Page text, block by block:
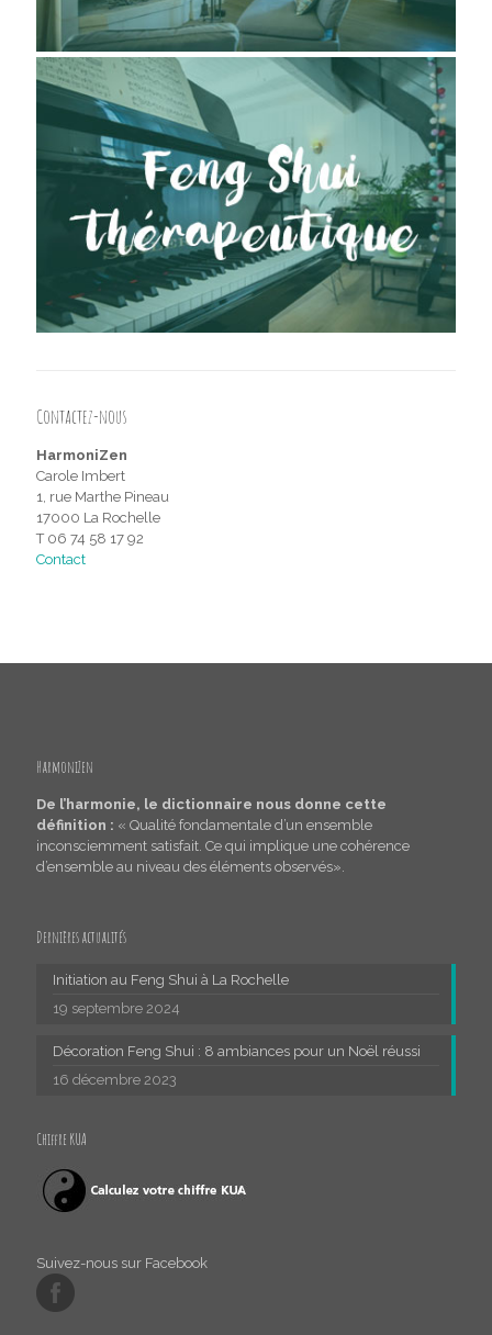
Contactez-nous
HarmoniZen
Carole Imbert
1, rue Marthe Pineau
17000 La Rochelle
T 06 74 58 17 92
Contact
HarmoniZen
De l’harmonie, le dictionnaire nous donne cette
définition : « Qualité fondamentale d’un ensemble
inconsciemment satisfait. Ce qui implique une cohérence
d’ensemble au niveau des éléments observés».
Dernières actualités
Initiation au Feng Shui à La Rochelle
19 septembre 2024
Décoration Feng Shui : 8 ambiances pour un Noël réussi
16 décembre 2023
Chiffre KUA
Suivez-nous sur Facebook